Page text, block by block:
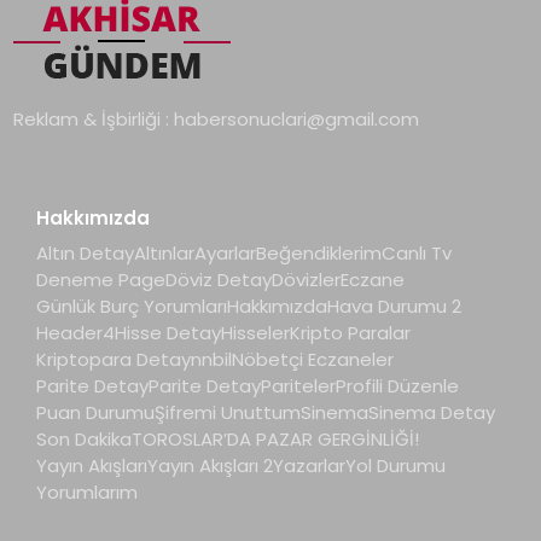
Reklam & İşbirliği : habersonuclari@gmail.com
Hakkımızda
Altın DetayAltınlarAyarlarBeğendiklerimCanlı Tv
Deneme PageDöviz DetayDövizlerEczane
Günlük Burç YorumlarıHakkımızdaHava Durumu 2
Header4Hisse DetayHisselerKripto Paralar
Kriptopara DetaynnbilNöbetçi Eczaneler
Parite DetayParite DetayParitelerProfili Düzenle
Puan DurumuŞifremi UnuttumSinemaSinema Detay
Son DakikaTOROSLAR’DA PAZAR GERGİNLİĞİ!
Yayın AkışlarıYayın Akışları 2YazarlarYol Durumu
Yorumlarım